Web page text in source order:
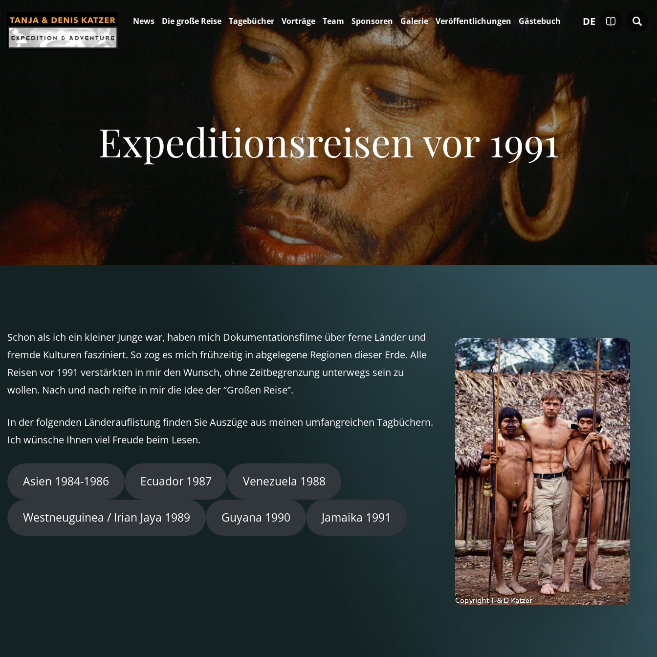
DE
News Die große Reise Tagebücher Vorträge Team Sponsoren Galerie Veröffentlichungen Gästebuch
Expeditionsreisen vor 1991
Schon als ich ein kleiner Junge war, haben mich Dokumentationsfilme über ferne Länder und
fremde Kulturen fasziniert. So zog es mich frühzeitig in abgelegene Regionen dieser Erde. Alle
Reisen vor 1991 verstärkten in mir den Wunsch, ohne Zeitbegrenzung unterwegs sein zu
wollen. Nach und nach reifte in mir die Idee der “Großen Reise”.
In der folgenden Länderauflistung finden Sie Auszüge aus meinen umfangreichen Tagbüchern.
Ich wünsche Ihnen viel Freude beim Lesen.
Asien 1984-1986 Ecuador 1987 Venezuela 1988
Westneuguinea / Irian Jaya 1989 Guyana 1990 Jamaika 1991